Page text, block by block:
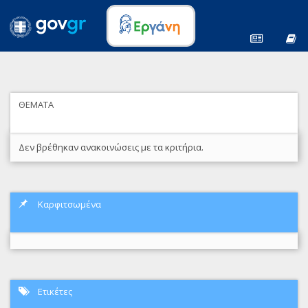
ΘΕΜΑΤΑ
Δεν βρέθηκαν ανακοινώσεις με τα κριτήρια.
Καρφιτσωμένα
Ετικέτες